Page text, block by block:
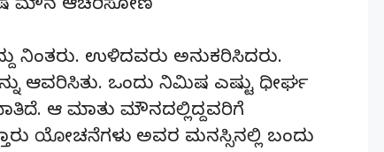
ಮೌನ ಆಚರಿಸೋಣ”
ನಿಂತರು. ಉಳಿದವರು ಅನುಕರಿಸಿದರು.
ಆವರಿಸಿತು. ಒಂದು ನಿಮಿಷ ಎಷ್ಟು ಧೀರ್ಘ
ಆ ಮಾತು ಮೌನದಲ್ಲಿದ್ದವರಿಗೆ
ಯೋಚನೆಗಳು ಅವರ ಮನಸ್ಸಿನಲ್ಲಿ ಬಂದು